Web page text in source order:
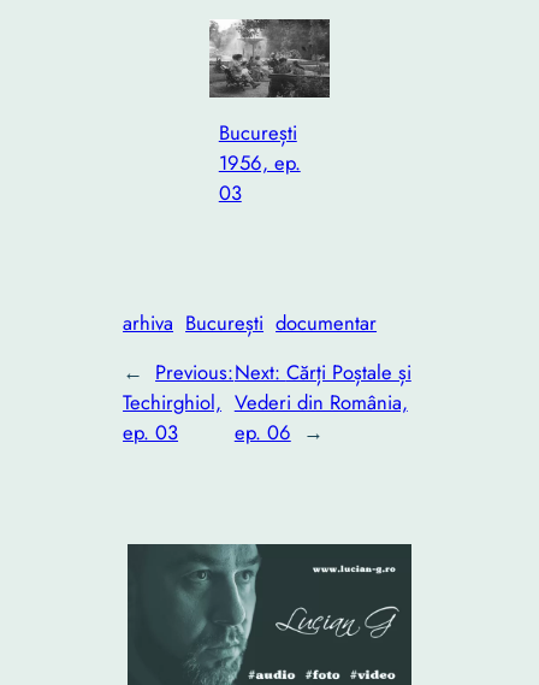
București
1956, ep.
03
arhiva București documentar
← Previous:
Techirghiol,
ep. 03
Next: Cărți Poștale și
Vederi din România,
ep. 06 →